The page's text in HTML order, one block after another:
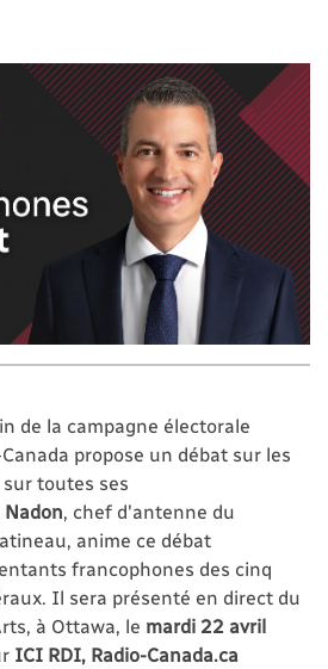
de la campagne électorale
propose un débat sur les
toutes ses
, chef d'antenne du
anime ce débat
francophones des cinq
Il sera présenté en direct du
à Ottawa, le mardi 22 avril
ICI RDI, Radio-Canada.ca